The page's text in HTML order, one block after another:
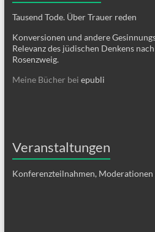
Tausend Tode. Über Trauer reden
Konversionen und andere
Relevanz des jüdischen Denkens
Rosenzweig.
Meine Bücher bei epubli
Veranstaltungen
Konferenzteilnahmen,